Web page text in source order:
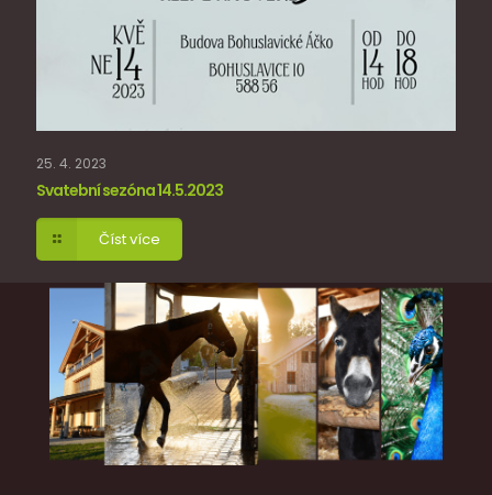
25. 4. 2023
Svatební sezóna 14.5.2023
Číst více